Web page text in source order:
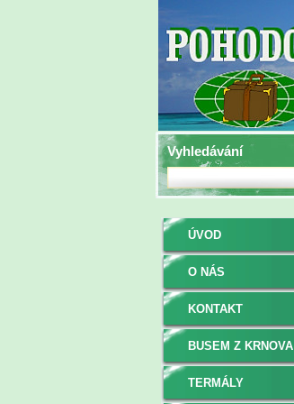
ÚVOD
O NÁS
KONTAKT
BUSEM Z KRNOVA
TERMÁLY
Vyhledávání